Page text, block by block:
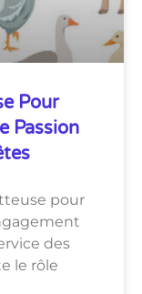
Pour
Passion
pour
des
le rôle